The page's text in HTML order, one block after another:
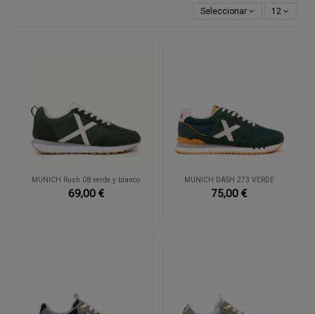
Seleccionar 12
MUNICH Rush 08 verde y blanco
69,00 €
MUNICH DASH 273 VERDE
75,00 €